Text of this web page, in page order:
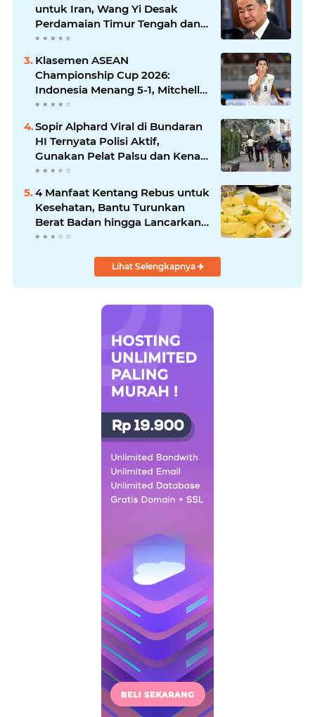
untuk Iran, Wang Yi Desak
Perdamaian Timur Tengah dan
Soroti Ketegangan dengan AS
Klasemen ASEAN
Championship Cup 2026:
Indonesia Menang 5-1, Mitchell
Baker Hattrick dan Puncaki Top
Sopir Alphard Viral di Bundaran
HI Ternyata Polisi Aktif,
Gunakan Pelat Palsu dan Kena
Tilang
4 Manfaat Kentang Rebus untuk
Kesehatan, Bantu Turunkan
Berat Badan hingga Lancarkan
Pencernaan
Lihat Selengkapnya